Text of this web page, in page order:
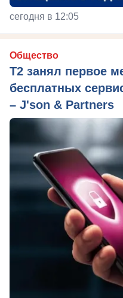
сегодня в 12:05
Общество
Т2 занял первое
бесплатных
– J'son & Partners